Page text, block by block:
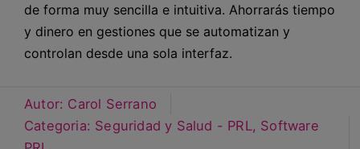
de forma muy sencilla e intuitiva. Ahorrarás tiempo
y dinero en gestiones que se automatizan y
controlan desde una sola interfaz.
Autor: Carol Serrano
Categoria: Seguridad y Salud - PRL, Software